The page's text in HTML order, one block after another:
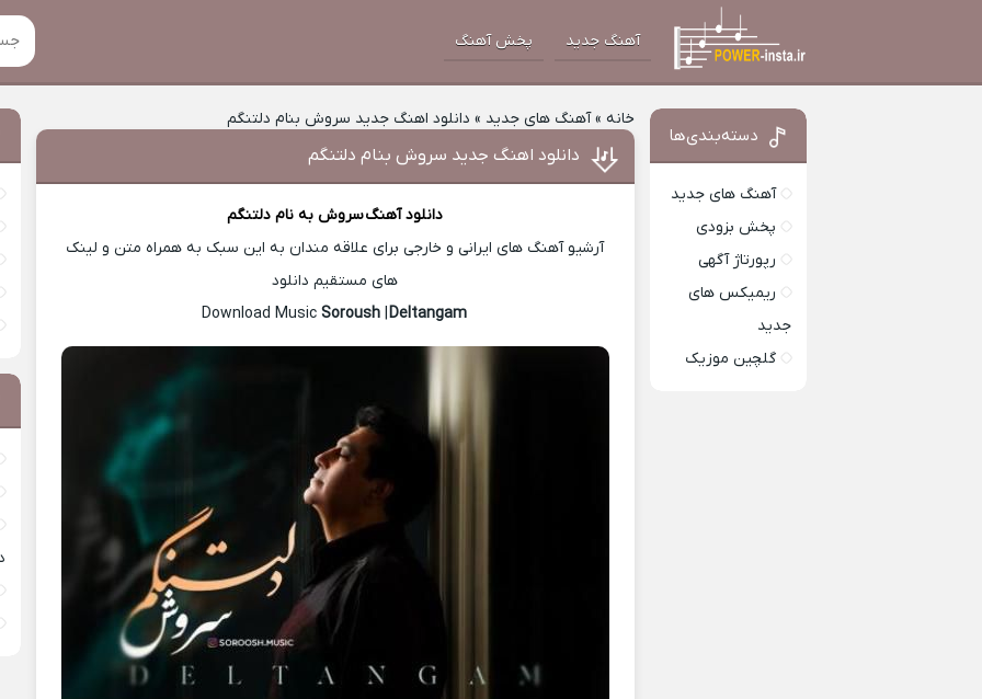
آهنگ جدید پخش آهنگ
خانه »آهنگ های جدید » دانلود اهنگ جدید سروش بنام دلتنگم
دانلود اهنگ جدید سروش بنام دلتنگم
دانلود آهنگسروشبه نام دلتنگم
آرشیو آهنگ های ایرانی و خارجی برای علاقه مندان به این سبک به همراه متن و لینک
های مستقیم دانلود
Soroush |Deltangam
دسته‌بندی‌ها
آهنگ های جدید
پخش بزودی
رپورتاژ آگهی
ریمیکس های
جدید
گلچین موزیک